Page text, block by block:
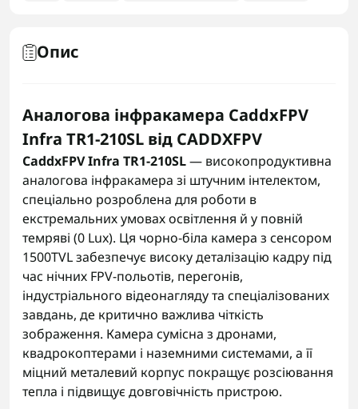
Опис
Аналогова інфракамера CaddxFPV
Infra TR1-210SL від CADDXFPV
CaddxFPV Infra TR1-210SL— високопродуктивна
аналогова інфракамера зі штучним інтелектом,
спеціально розроблена для роботи в
екстремальних умовах освітлення й у повній
темряві (0 Lux). Ця чорно-біла камера з сенсором
1500TVL забезпечує високу деталізацію кадру під
час нічних FPV-польотів, перегонів,
індустріального відеонагляду та спеціалізованих
завдань, де критично важлива чіткість
зображення. Камера сумісна з дронами,
квадрокоптерами і наземними системами, а її
міцний металевий корпус покращує розсіювання
тепла і підвищує довговічність пристрою.